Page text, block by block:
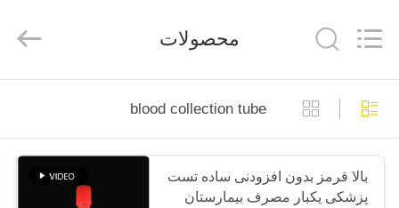
صفحه
اصلی
محصولات
Devices
Co.,
Rights
محصولات
blood collection tube
بالا قرمز بدون افزودنی ساده تست
پزشکی یکبار مصرف بیمارستان